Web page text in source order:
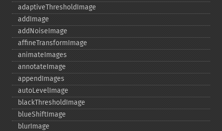
adaptiveThresholdImage
addImage
addNoiseImage
affineTransformImage
animateImages
annotateImage
appendImages
autoLevelImage
blackThresholdImage
blueShiftImage
blurImage